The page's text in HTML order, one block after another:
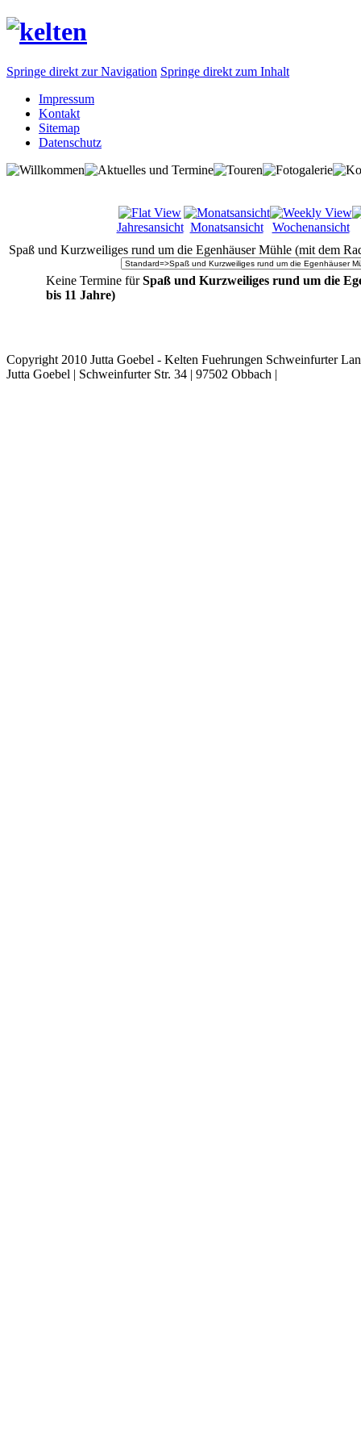
Springe direkt zur Navigation Springe direkt zum Inhalt
Impressum
Kontakt
Sitemap
Datenschutz
Jahresansicht Monatsansicht
Wochenansicht
Spaß und Kurzweiliges rund um die Egenhäuser Mühle (mit dem
Keine Termine fürSpaß und Kurzweiliges rund um die
bis 11 Jahre)
Copyright 2010 Jutta Goebel - Kelten Fuehrungen Schweinfurter
Jutta Goebel | Schweinfurter Str. 34 | 97502 Obbach |